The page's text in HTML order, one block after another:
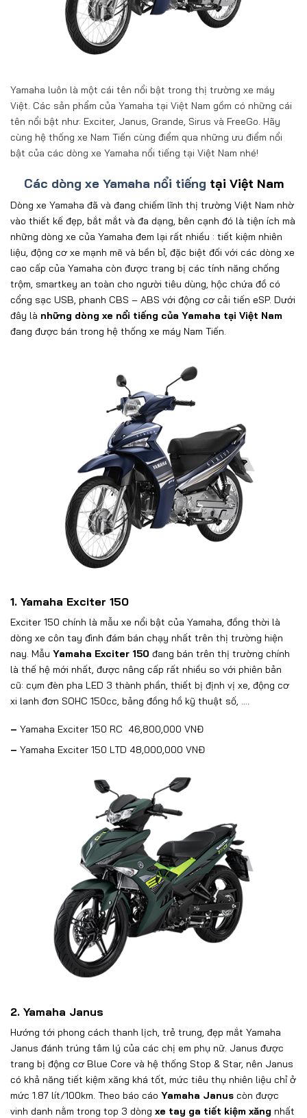
Yamaha luôn là một cái tên nổi bật trong thị trường xe máy
Việt. Các sản phẩm của Yamaha tại Việt Nam gồm có những cái
tên nổi bật như: Exciter, Janus, Grande, Sirus và FreeGo. Hãy
cùng hệ thống xe Nam Tiến cùng điểm qua những ưu điểm nổi
bật của các dòng xe Yamaha nổi tiếng tại Việt Nam nhé!
Các dòng xe Yamaha nổi tiếng tại Việt Nam
Dòng xe Yamaha đã và đang chiếm lĩnh thị trường Việt Nam nhờ
vào thiết kế đẹp, bắt mắt và đa dạng, bên cạnh đó là tiện ích mà
những dòng xe của Yamaha đem lại rất nhiều : tiết kiệm nhiên
liệu, động cơ xe mạnh mẽ và bền bỉ, đặc biệt đối với các dòng xe
cao cấp của Yamaha còn được trang bị các tính năng chống
trộm, smartkey an toàn cho người tiêu dùng, hộc chứa đồ có
cổng sạc USB, phanh CBS – ABS với động cơ cải tiến eSP. Dưới
đây là những dòng xe nổi tiếng của Yamaha tại Việt Nam
đang được bán trong hệ thống xe máy Nam Tiến.
1. Yamaha Exciter 150
Exciter 150 chính là mẫu xe nổi bật của Yamaha, đồng thời là
dòng xe côn tay đình đám bán chạy nhất trên thị trường hiện
nay. Mẫu Yamaha Exciter 150 đang bán trên thị trường chính
là thế hệ mới nhất, được nâng cấp rất nhiều so với phiên bản
cũ: cụm đèn pha LED 3 thành phần, thiết bị định vị xe, động cơ
xi lanh đơn SOHC 150cc, bảng đồng hồ kỹ thuật số, ….
– Yamaha Exciter 150 RC 46,800,000 VNĐ
– Yamaha Exciter 150 LTD 48,000,000 VNĐ
2. Yamaha Janus
Hướng tới phong cách thanh lịch, trẻ trung, đẹp mắt Yamaha
Janus đánh trúng tâm lý của các chị em phụ nữ. Janus được
trang bị động cơ Blue Core và hệ thống Stop & Star, nên Janus
có khả năng tiết kiệm xăng khá tốt, mức tiêu thụ nhiên liệu chỉ ở
mức 1.87 lít/100km. Theo báo cáo Yamaha Janus còn được
vinh danh nằm trong top 3 dòng xe tay ga tiết kiệm xăng nhất